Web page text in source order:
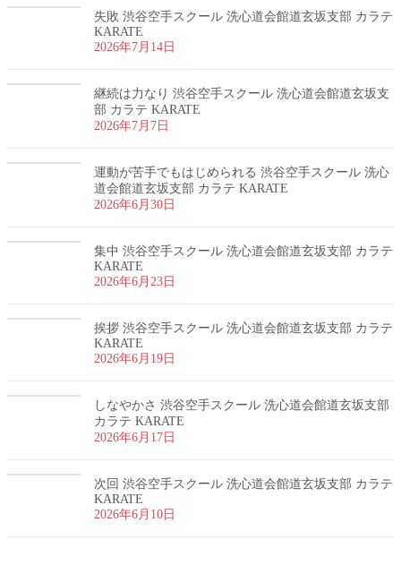
失敗 渋谷空手スクール 洗心道会館道玄坂支部 カラテ
KARATE
2026年7月14日
継続は力なり 渋谷空手スクール 洗心道会館道玄坂支
部 カラテ KARATE
2026年7月7日
運動が苦手でもはじめられる 渋谷空手スクール 洗心
道会館道玄坂支部 カラテ KARATE
2026年6月30日
集中 渋谷空手スクール 洗心道会館道玄坂支部 カラテ
KARATE
2026年6月23日
挨拶 渋谷空手スクール 洗心道会館道玄坂支部 カラテ
KARATE
2026年6月19日
しなやかさ 渋谷空手スクール 洗心道会館道玄坂支部
カラテ KARATE
2026年6月17日
次回 渋谷空手スクール 洗心道会館道玄坂支部 カラテ
KARATE
2026年6月10日